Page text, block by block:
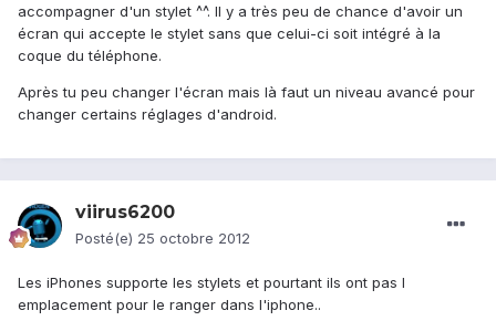
accompagner d'un stylet ^^. Il y a très peu de chance d'avoir un
écran qui accepte le stylet sans que celui-ci soit intégré à la
coque du téléphone.
Après tu peu changer l'écran mais là faut un niveau avancé pour
changer certains réglages d'android.
viirus6200
Posté(e) 25 octobre 2012
Les iPhones supporte les stylets et pourtant ils ont pas l
emplacement pour le ranger dans l'iphone..